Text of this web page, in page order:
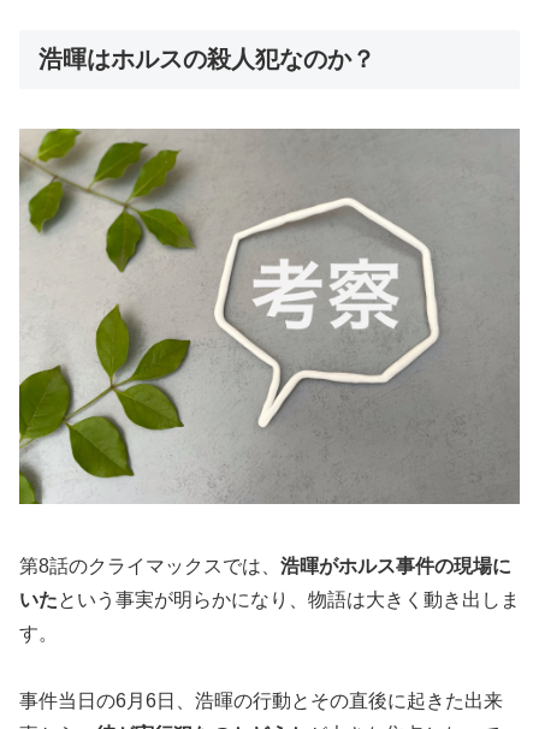
浩暉はホルスの殺人犯なのか？
第8話のクライマックスでは、 浩暉がホルス事件の現場に
いたという事実が明らかになり、物語は大きく動き出しま
す。
事件当日の6月6日、浩暉の行動とその直後に起きた出来